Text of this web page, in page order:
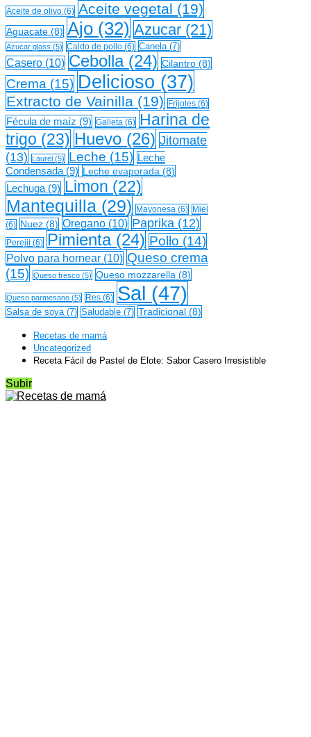
Aceite de olivo (6) Aceite vegetal (19)
Aguacate (8) Ajo (32) Azucar (21)
Azucar glass (5) Caldo de pollo (6) Canela(7)
Casero (10) Cebolla(24) Cilantro (8)
Crema (15) Delicioso (37)
Extracto de Vainilla (19) Frijoles (6)
Fécula de maíz (9) Galleta (6) Harina de
trigo (23) Huevo (26) Jitomate
(13)
Laurel (5) Leche (15) Leche
Condensada(9) Leche evaporada (8)
Lechuga(9) Limon (22)
Mantequilla (29) Mayonesa (6) Miel
(6) Nuez (8) Oregano (10) Paprika (12)
Perejil (6) Pimienta(24) Pollo (14)
Polvo para hornear (10) Queso crema
(15) Queso fresco (5) Queso mozzarella (8)
Queso parmesano (5) Res (6) Sal (47)
Salsa de soya(7) Saludable (7) Tradicional (8)
Recetas de mamá
Uncategorized
Receta Fácil de Pastel de Elote: Sabor Casero Irresistible
Subir